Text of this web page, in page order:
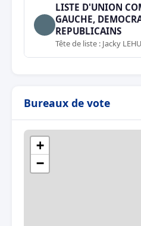
LISTE D'UNION
GAUCHE,
REPUBLICAINS
Tête de liste : Jacky
Bureaux de vote
+
−